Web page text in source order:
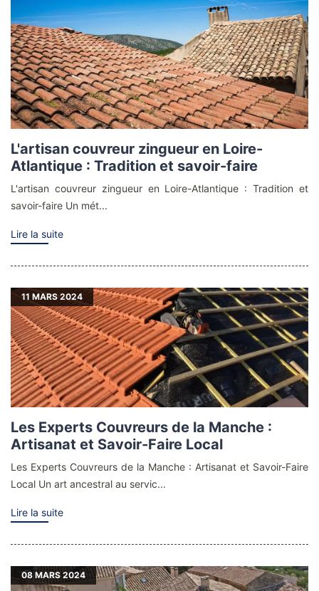
L'artisan couvreur zingueur en Loire-
Atlantique : Tradition et savoir-faire
L'artisan couvreur zingueur en Loire-Atlantique : Tradition et
savoir-faire Un mét...
Lire la suite
11 MARS 2024
Les Experts Couvreurs de la Manche :
Artisanat et Savoir-Faire Local
Les Experts Couvreurs de la Manche : Artisanat et Savoir-Faire
Local Un art ancestral au servic...
Lire la suite
08 MARS 2024